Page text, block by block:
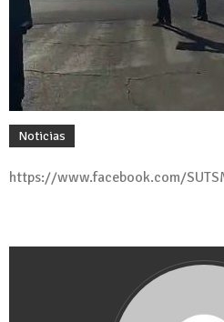
Noticias
https://www.facebook.com/